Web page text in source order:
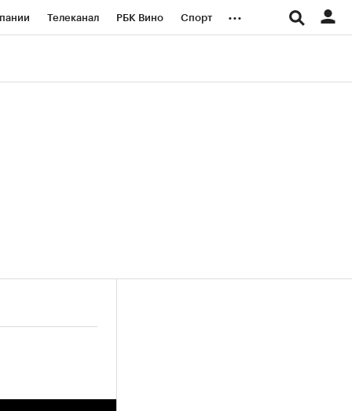
Телеканал РБК Вино Спорт ...